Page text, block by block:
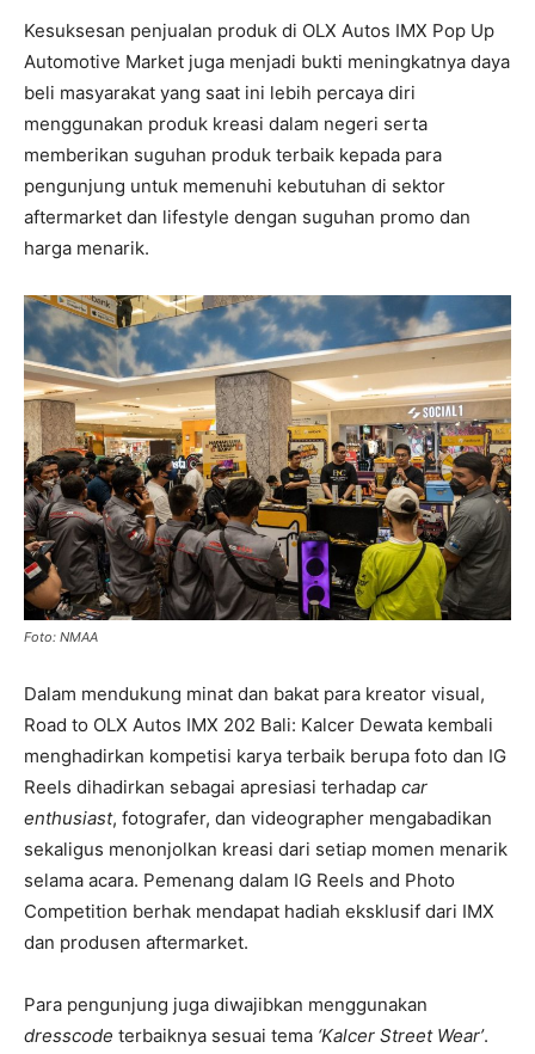
Kesuksesan penjualan produk di OLX Autos IMX Pop Up
Automotive Market juga menjadi bukti meningkatnya daya
beli masyarakat yang saat ini lebih percaya diri
menggunakan produk kreasi dalam negeri serta
memberikan suguhan produk terbaik kepada para
pengunjung untuk memenuhi kebutuhan di sektor
aftermarket dan lifestyle dengan suguhan promo dan
harga menarik.
Foto: NMAA
Dalam mendukung minat dan bakat para kreator visual,
Road to OLX Autos IMX 202 Bali: Kalcer Dewata kembali
menghadirkan kompetisi karya terbaik berupa foto dan IG
Reels dihadirkan sebagai apresiasi terhadap car
enthusiast, fotografer, dan videographer mengabadikan
sekaligus menonjolkan kreasi dari setiap momen menarik
selama acara. Pemenang dalam IG Reels and Photo
Competition berhak mendapat hadiah eksklusif dari IMX
dan produsen aftermarket.
Para pengunjung juga diwajibkan menggunakan
dresscode terbaiknya sesuai tema ‘Kalcer Street Wear’.